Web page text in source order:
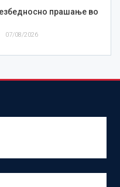
прашање во
07/08/2026